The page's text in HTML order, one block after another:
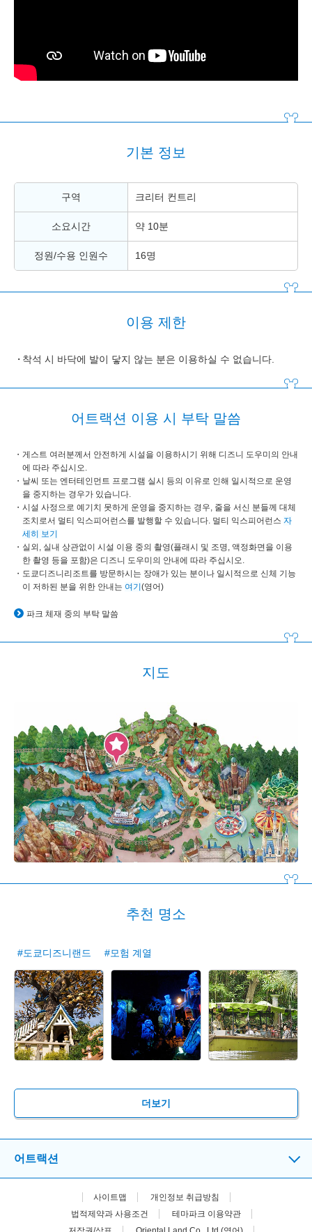
기본 정보
구역 크리터 컨트리
소요시간 약 10분
정원/수용 인원수 16명
이용 제한
착석 시 바닥에 발이 닿지 않는 분은 이용하실 수 없습니다.
어트랙션 이용 시 부탁 말씀
게스트 여러분께서 안전하게 시설을 이용하시기 위해 디즈니 도우미의 안내
에 따라 주십시오.
날씨 또는 엔터테인먼트 프로그램 실시 등의 이유로 인해 일시적으로 운영
을 중지하는 경우가 있습니다.
시설 사정으로 예기치 못하게 운영을 중지하는 경우, 줄을 서신 분들께 대체
조치로서 멀티 익스피어런스를 발행할 수 있습니다. 멀티 익스피어런스자
세히 보기
실외, 실내 상관없이 시설 이용 중의 촬영(플래시 및 조명, 액정화면을 이용
한 촬영 등을 포함)은 디즈니 도우미의 안내에 따라 주십시오.
도쿄디즈니리조트를 방문하시는 장애가 있는 분이나 일시적으로 신체 기능
이 저하된 분을 위한 안내는 여기(영어)
파크 체재 중의 부탁 말씀
지도
추천 명소
#도쿄디즈니랜드 #모험 계열
더보기
어트랙션
사이트맵
개인정보 취급방침
법적제약과 사용조건
테마파크 이용약관